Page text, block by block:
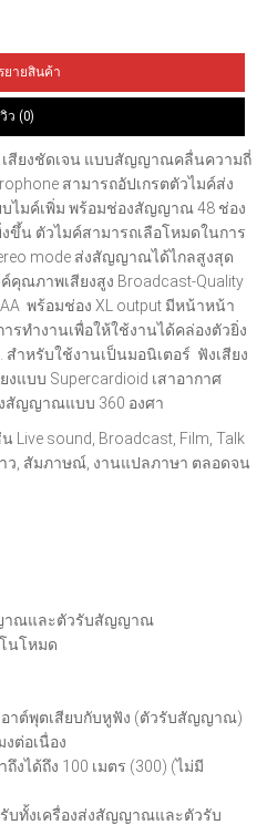
ยายสินค้า
ว (0)
สียงชัดเจน แบบสัญญาณคลื่นความถี่
สามารถอัปเกรตตัวไมค์ส่ง
ไมค์เพิ่ม พร้อมช่องสัญญาณ 48 ช่อง
ขึ้น ตัวไมค์สามารถเลือโหมดในการ
mode ส่งสัญญาณได้ไกลสูงสุด
คุณภาพเสียงสูง Broadcast-Quality
พร้อมช่อง XL output มีหน้าหน้า
รทำงานเพื่อให้ใช้งานได้คล่องตัวยิ่ง
ำหรับใช้งานเป็นมอนิเตอร์ ฟังเสียง
งแบบ Supercardioid เสาอากาศ
สัญญาณแบบ 360 องศา
Live sound, Broadcast, Film, Talk
ว, สัมภาษณ์, งานแปลภาษา ตลอดจน
าณและตัวรับสัญญาณ
นโหมด
อาต์พุตเสียบกับหูฟัง (ตัวรับสัญญาณ)
ต่อเนื่อง
งได้ถึง 100 เมตร (300) (ไม่มี
รับทั้งเครื่องส่งสัญญาณและตัวรับ